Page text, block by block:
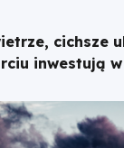
cichsze
inwestują